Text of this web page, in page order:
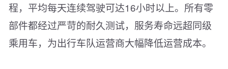
程，平均每天连续驾驶可达16小时以上。所有零
部件都经过严苛的耐久测试，服务寿命远超同级
乘用车，为出行车队运营商大幅降低运营成本。